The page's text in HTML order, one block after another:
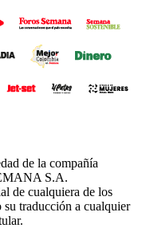
de la compañía
S.A.
de cualquiera de los
su traducción a cualquier